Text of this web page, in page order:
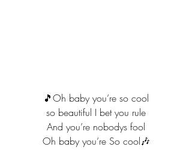
🎵Oh baby you’re so cool
so beautiful I bet you rule
And you’re nobodys fool
Oh baby you’re So cool🎶